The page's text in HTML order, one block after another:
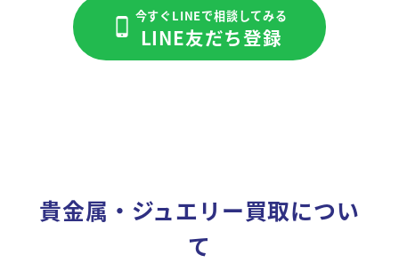
今すぐLINEで相談してみる
LINE友だち登録
貴金属・ジュエリー買取につい
て